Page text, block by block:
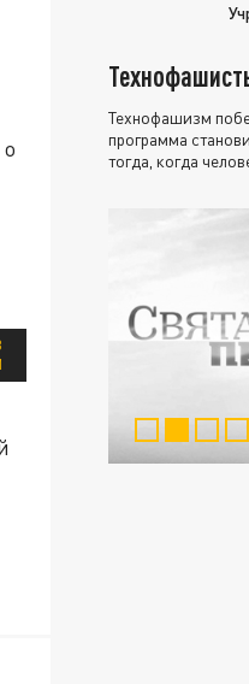
Технофашизм
программа
тогда, когда